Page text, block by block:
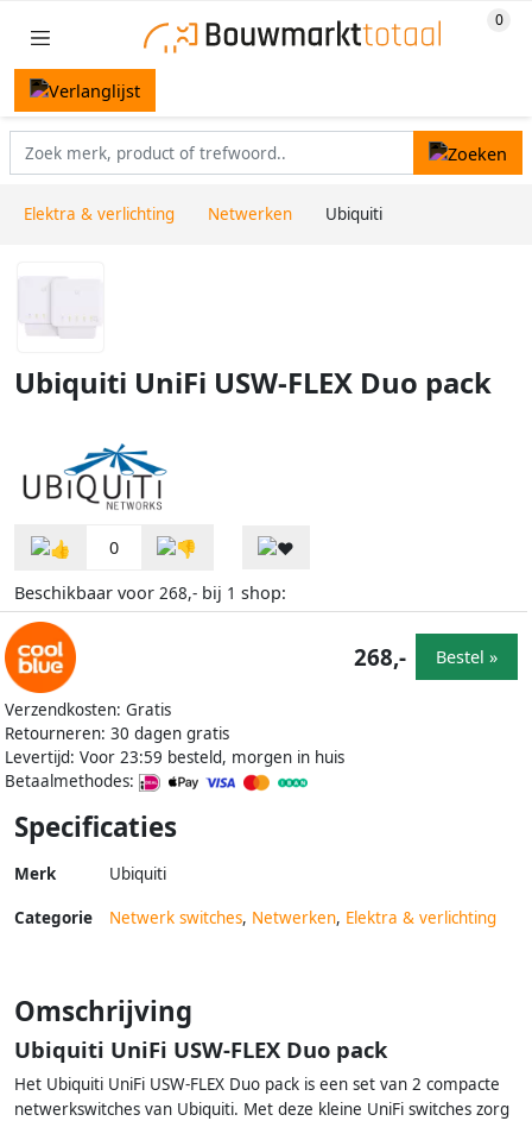
Elektra & verlichting Netwerken Ubiquiti
Ubiquiti UniFi USW-FLEX Duo pack
0
Beschikbaar voor 268,- bij 1 shop:
Verzendkosten: Gratis
Retourneren: 30 dagen gratis
Levertijd: Voor 23:59 besteld, morgen in huis
Betaalmethodes:
268,- Bestel »
Specificaties
Merk Ubiquiti
Categorie Netwerk switches, Netwerken, Elektra & verlichting
Omschrijving
Ubiquiti UniFi USW-FLEX Duo pack
Het Ubiquiti UniFi USW-FLEX Duo pack is een set van 2 compacte
netwerkswitches van Ubiquiti. Met deze kleine UniFi switches zorg